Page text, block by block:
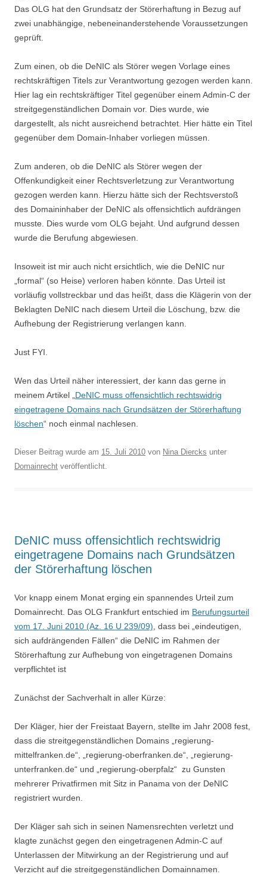
Das OLG hat den Grundsatz der Störerhaftung in Bezug auf
zwei unabhängige, nebeneinanderstehende Voraussetzungen
geprüft.
Zum einen, ob die DeNIC als Störer wegen Vorlage eines
rechtskräftigen Titels zur Verantwortung gezogen werden kann.
Hier lag ein rechtskräftiger Titel gegenüber einem Admin-C der
streitgegenständlichen Domain vor. Dies wurde, wie
dargestellt, als nicht ausreichend betrachtet. Hier hätte ein Titel
gegenüber dem Domain-Inhaber vorliegen müssen.
Zum anderen, ob die DeNIC als Störer wegen der
Offenkundigkeit einer Rechtsverletzung zur Verantwortung
gezogen werden kann. Hierzu hätte sich der Rechtsverstoß
des Domaininhaber der DeNIC als offensichtlich aufdrängen
musste. Dies wurde vom OLG bejaht. Und aufgrund dessen
wurde die Berufung abgewiesen.
Insoweit ist mir auch nicht ersichtlich, wie die DeNIC nur
„formal“ (so Heise) verloren haben könnte. Das Urteil ist
vorläufig vollstreckbar und das heißt, dass die Klägerin von der
Beklagten DeNIC nach diesem Urteil die Löschung, bzw. die
Aufhebung der Registrierung verlangen kann.
Just FYI.
Wen das Urteil näher interessiert, der kann das gerne in
meinem Artikel „ DeNIC muss offensichtlich rechtswidrig
eingetragene Domains nach Grundsätzen der Störerhaftung
löschen“ noch einmal nachlesen.
Dieser Beitrag wurde am 15. Juli 2010 von Nina Diercks unter
Domainrecht veröffentlicht.
DeNIC muss offensichtlich rechtswidrig
eingetragene Domains nach Grundsätzen
der Störerhaftung löschen
Vor knapp einem Monat erging ein spannendes Urteil zum
Domainrecht. Das OLG Frankfurt entschied im Berufungsurteil
vom 17. Juni 2010 (Az. 16 U 239/09) , dass bei „eindeutigen,
sich aufdrängenden Fällen“ die DeNIC im Rahmen der
Störerhaftung zur Aufhebung von eingetragenen Domains
verpflichtet ist
Zunächst der Sachverhalt in aller Kürze:
Der Kläger, hier der Freistaat Bayern, stellte im Jahr 2008 fest,
dass die streitgegenständlichen Domains „regierung-
mittelfranken.de“, „regierung-oberfranken.de“, „regierung-
unterfranken.de“ und „regierung-oberpfalz“ zu Gunsten
mehrerer Privatfirmen mit Sitz in Panama von der DeNIC
registriert wurden.
Der Kläger sah sich in seinen Namensrechten verletzt und
klagte zunächst gegen den eingetragenen Admin-C auf
Unterlassen der Mitwirkung an der Registrierung und auf
Verzicht auf die streitgegenständlichen Domainnamen.